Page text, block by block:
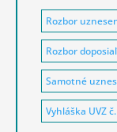
Rozbor
Rozbor
Samotné
Vyhláška UVZ